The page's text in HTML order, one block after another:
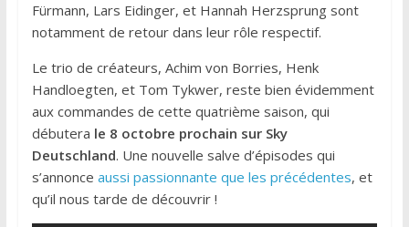
Fürmann, Lars Eidinger, et Hannah Herzsprung sont
notamment de retour dans leur rôle respectif.
Le trio de créateurs, Achim von Borries, Henk
Handloegten, et Tom Tykwer, reste bien évidemment
aux commandes de cette quatrième saison, qui
débutera le 8 octobre prochain sur Sky
Deutschland. Une nouvelle salve d’épisodes qui
s’annonce aussi passionnante que les précédentes, et
qu’il nous tarde de découvrir !